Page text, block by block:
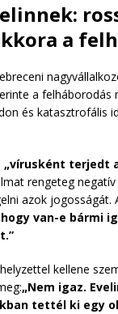
a
a felháborodás
és katasztrofális
„vírusként terjedt
rengeteg negatív
azok jogosságát.
van-e bármi
kellene
„Nem igaz.
tettél ki egy